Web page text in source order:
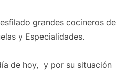
grandes cocineros de
y Especialidades.
de hoy, y por su situación